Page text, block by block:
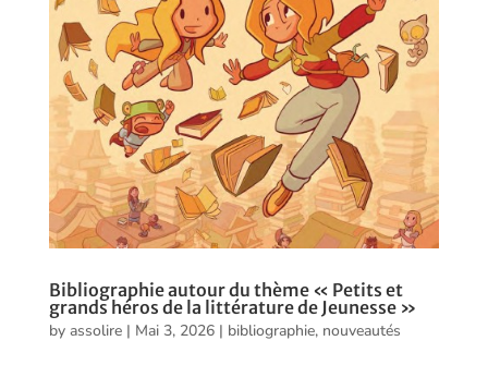
Bibliographie autour du thème « Petits et
grands héros de la littérature de Jeunesse »
by assolire| Mai 3, 2026| bibliographie, nouveautés